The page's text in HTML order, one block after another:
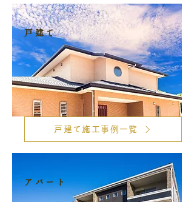
戸建て
戸建て施工事例一覧
アパート